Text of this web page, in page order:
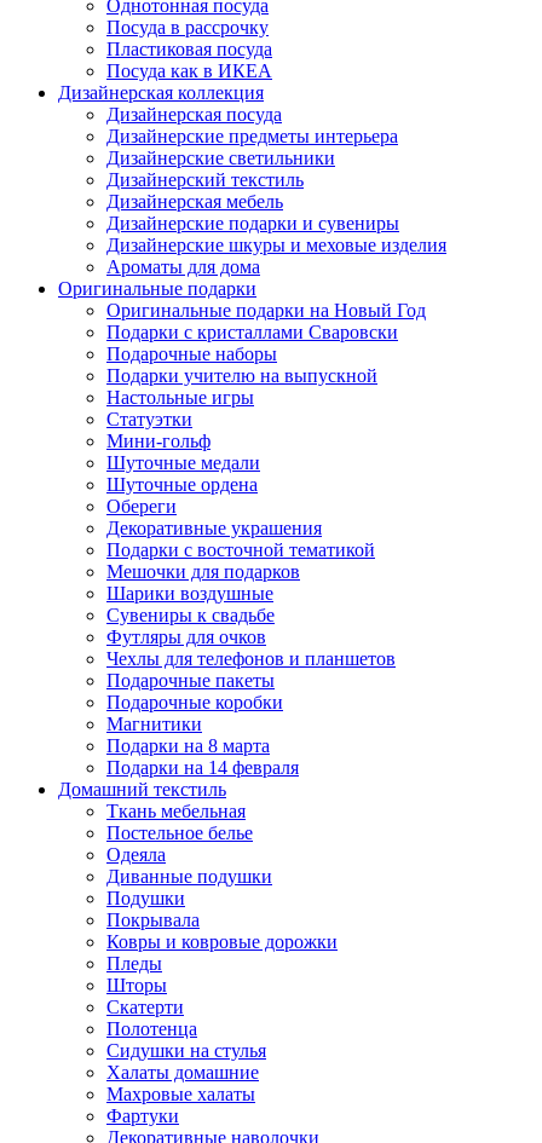
Однотонная посуда
Посуда в рассрочку
Пластиковая посуда
Посуда как в ИКЕА
Дизайнерская коллекция
Дизайнерская посуда
Дизайнерские предметы интерьера
Дизайнерские светильники
Дизайнерский текстиль
Дизайнерская мебель
Дизайнерские подарки и сувениры
Дизайнерские шкуры и меховые изделия
Ароматы для дома
Оригинальные подарки
Оригинальные подарки на Новый Год
Подарки с кристаллами Сваровски
Подарочные наборы
Подарки учителю на выпускной
Настольные игры
Статуэтки
Мини-гольф
Шуточные медали
Шуточные ордена
Обереги
Декоративные украшения
Подарки с восточной тематикой
Мешочки для подарков
Шарики воздушные
Сувениры к свадьбе
Футляры для очков
Чехлы для телефонов и планшетов
Подарочные пакеты
Подарочные коробки
Магнитики
Подарки на 8 марта
Подарки на 14 февраля
Домашний текстиль
Ткань мебельная
Постельное белье
Одеяла
Диванные подушки
Подушки
Покрывала
Ковры и ковровые дорожки
Пледы
Шторы
Скатерти
Полотенца
Сидушки на стулья
Халаты домашние
Махровые халаты
Фартуки
Декоративные наволочки